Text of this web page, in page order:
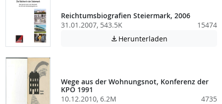
Reichtumsbiografien Steiermark, 2006
31.01.2007, 543.5K
15474
 Herunterladen
Wege aus der Wohnungsnot, Konferenz der
KPÖ 1991
10.12.2010, 6.2M
4735